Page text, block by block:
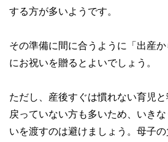
する方が多いようです。
その準備に間に合うように「出産
にお祝いを贈るとよいでしょう。
ただし、産後すぐは慣れない育児
戻っていない方も多いため、いき
いを渡すのは避けましょう。母子